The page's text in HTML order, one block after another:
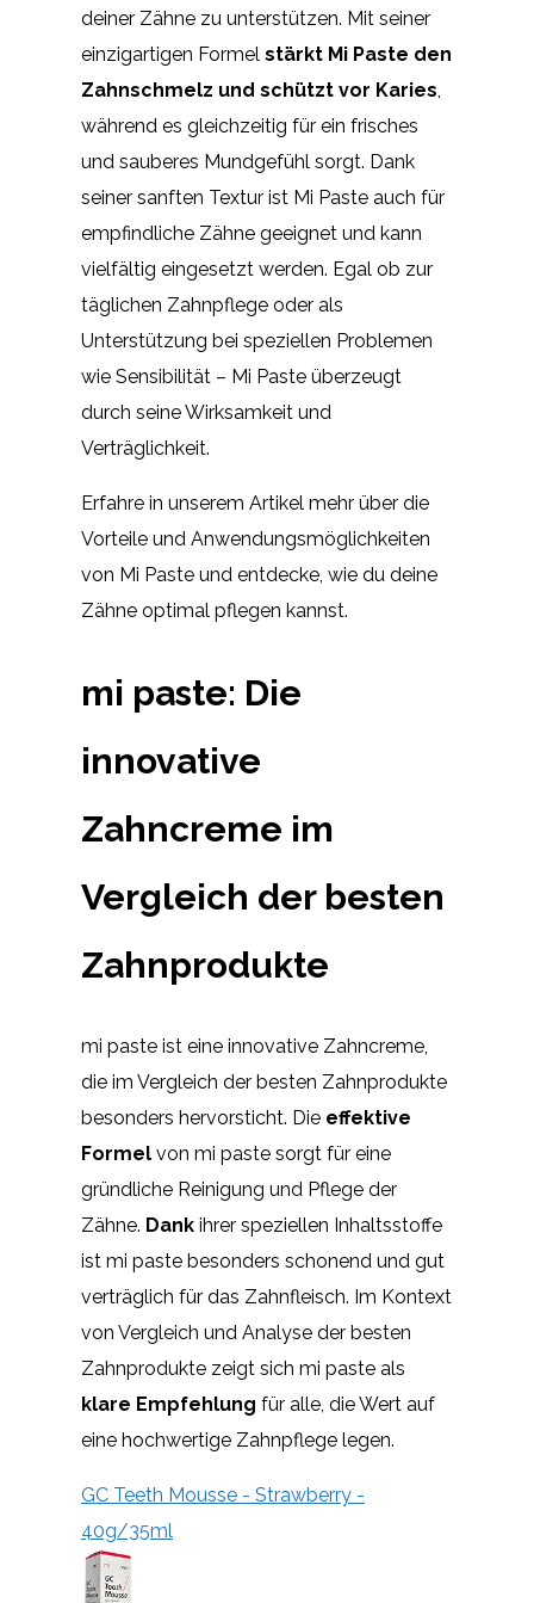
deiner Zähne zu unterstützen. Mit seiner
einzigartigen Formel stärkt Mi Paste den
Zahnschmelz und schützt vor Karies,
während es gleichzeitig für ein frisches
und sauberes Mundgefühl sorgt. Dank
seiner sanften Textur ist Mi Paste auch für
empfindliche Zähne geeignet und kann
vielfältig eingesetzt werden. Egal ob zur
täglichen Zahnpflege oder als
Unterstützung bei speziellen Problemen
wie Sensibilität – Mi Paste überzeugt
durch seine Wirksamkeit und
Verträglichkeit.
Erfahre in unserem Artikel mehr über die
Vorteile und Anwendungsmöglichkeiten
von Mi Paste und entdecke, wie du deine
Zähne optimal pflegen kannst.
mi paste: Die
innovative
Zahncreme im
Vergleich der besten
Zahnprodukte
mi paste ist eine innovative Zahncreme,
die im Vergleich der besten Zahnprodukte
besonders hervorsticht. Die effektive
Formel von mi paste sorgt für eine
gründliche Reinigung und Pflege der
Zähne. Dank ihrer speziellen Inhaltsstoffe
ist mi paste besonders schonend und gut
verträglich für das Zahnfleisch. Im Kontext
von Vergleich und Analyse der besten
Zahnprodukte zeigt sich mi paste als
klare Empfehlung für alle, die Wert auf
eine hochwertige Zahnpflege legen.
GC Teeth Mousse - Strawberry -
40g/35ml